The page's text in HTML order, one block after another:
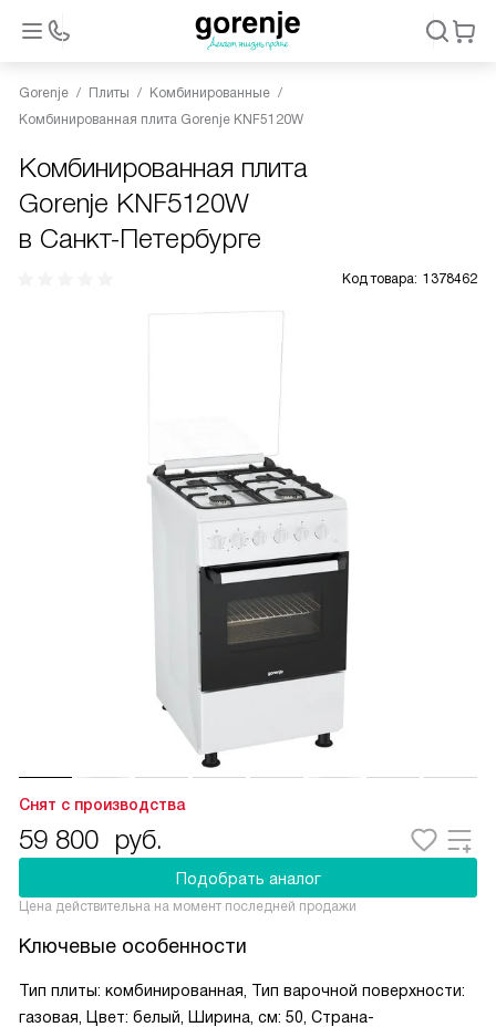
Gorenje Плиты
Комбинированные
Комбинированная плита Gorenje KNF5120W
Комбинированная плита
Gorenje KNF5120W
в Санкт-Петербурге
Код товара: 1378462
Снят с производства
59 800 руб.
Подобрать аналог
Цена действительна на момент последней продажи
Ключевые особенности
Тип плиты: комбинированная, Тип варочной поверхности:
газовая, Цвет: белый, Ширина, см: 50, Страна-